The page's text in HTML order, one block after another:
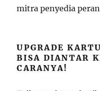
mitra penyedia
UPGRADE
BISA DIANTAR
CARANYA!